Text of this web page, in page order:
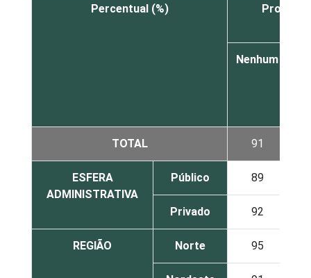
Percentual (%)
Nenhum
TOTAL 91
ESFERA
ADMINISTRATIVA
Público 89
Privado 92
REGIÃO Norte 95